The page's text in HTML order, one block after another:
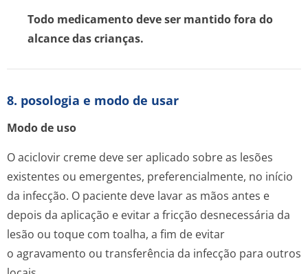
Todo medicamento deve ser mantido fora do
alcance das crianças.
8. posologia e modo de usar
Modo de uso
O aciclovir creme deve ser aplicado sobre as lesões
existentes ou emergentes, preferencialmente, no início
da infecção. O paciente deve lavar as mãos antes e
depois da aplicação e evitar a fricção desnecessária da
lesão ou toque com toalha, a fim de evitar
o agravamento ou transferência da infecção para outros